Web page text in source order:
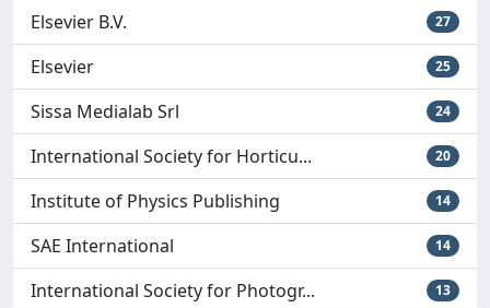
Elsevier B.V. 27
Elsevier 25
Sissa Medialab Srl 24
International Society for Horticu... 20
Institute of Physics Publishing 14
SAE International 14
International Society for Photogr... 13